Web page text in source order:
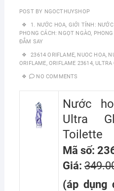
POST BY NGOCTHUYSHOP
1. NƯỚC HOA, GIỚI TÍNH:
PHONG CÁCH: NGỌT NGÀO,
ĐẮM SAY
23614 ORIFLAME, NUOC HOA,
ORIFLAME, ORIFLAME 23614,ULTRA
NO COMMENTS
Nước
Ultra
Toilette
Mã số:
Giá:
(áp dụng